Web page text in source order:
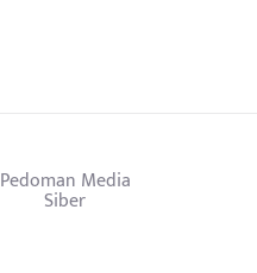
Pedoman Media
Siber